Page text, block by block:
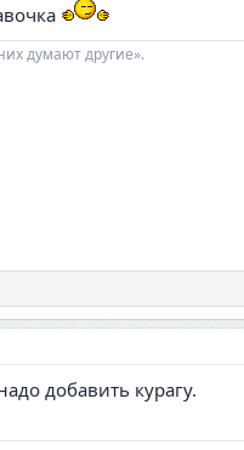
думают другие».
добавить курагу.